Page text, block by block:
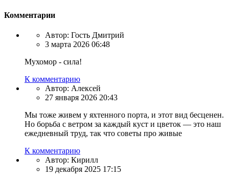
Комментарии
Автор: Гость Дмитрий
3 марта 2026 06:48
Мухомор - сила!
К комментарию
Автор: Алексей
27 января 2026 20:43
Мы тоже живем у яхтенного порта, и этот вид бесценен.
Но борьба с ветром за каждый куст и цветок — это наш
ежедневный труд, так что советы про живые
К комментарию
Автор: Кирилл
19 декабря 2025 17:15